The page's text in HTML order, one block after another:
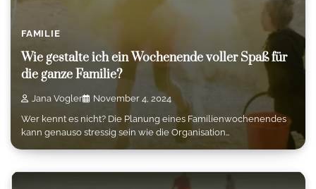
FAMILIE
Wie gestalte ich ein Wochenende voller Spaß für
die ganze Familie?
Jana Vogler
November 4, 2024
Wer kennt es nicht? Die Planung eines Familienwochenendes
kann genauso stressig sein wie die Organisation…